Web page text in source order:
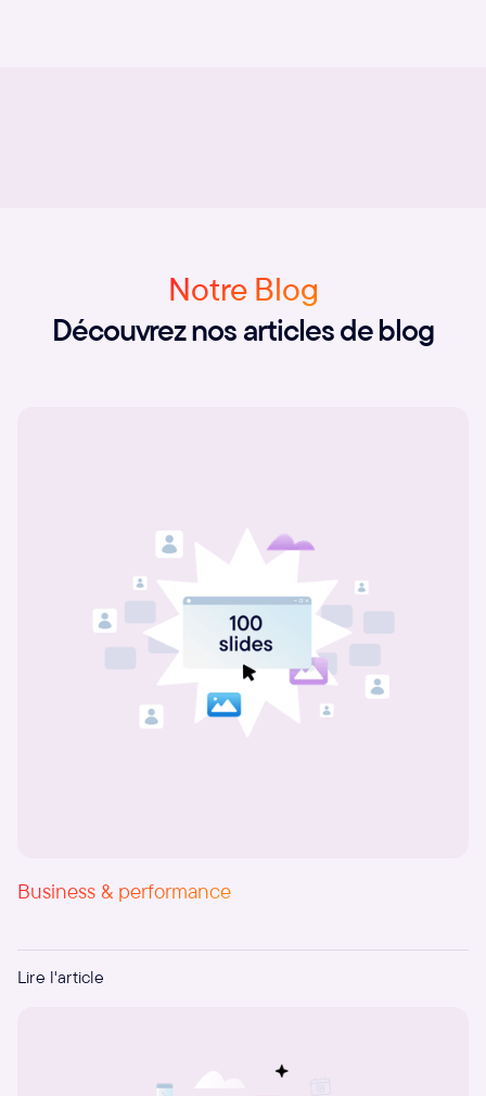
Notre Blog
Découvrez nos articles de blog
Business & performance
100 slides, 10 collaborateurs, 1 semaine
Lire l'article